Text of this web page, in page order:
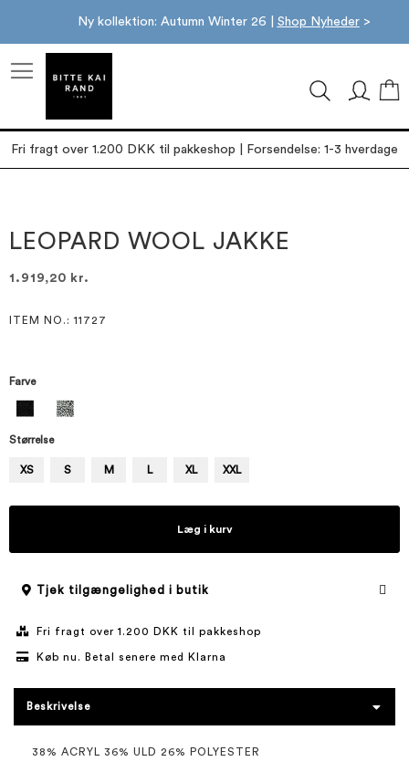
Ny kollektion: Autumn Winter 26 | Shop Nyheder>
Fri fragt over 1.200 DKK til pakkeshop | Forsendelse: 1-3 hverdage
slutningen
af
starten
af
LEOPARD WOOL JAKKE
1.919,20 kr.
ITEM NO. : 11727
Farve
Størrelse
XS S M L XL XXL
Læg i kurv
Tjek tilgængelighed i butik
Fri fragt over 1.200 DKK til pakkeshop
Køb nu. Betal senere med Klarna
Beskrivelse
38% ACRYL 36% ULD 26% POLYESTER